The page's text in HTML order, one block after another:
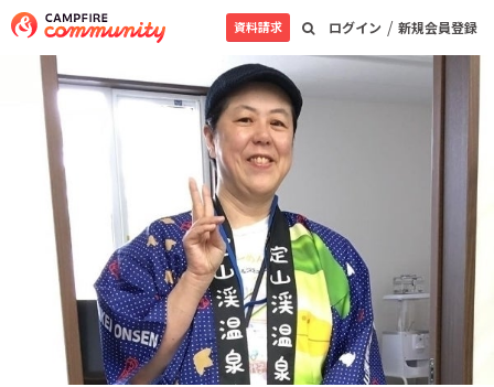
ログイン / 新規会員登録
資料請求